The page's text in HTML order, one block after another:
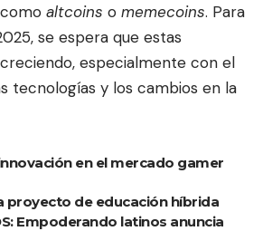
altcoins o memecoins. Para
se espera que estas
especialmente con el
tecnologías y los cambios en la
en el mercado gamer
proyecto de educación híbrida
Empoderando latinos anuncia